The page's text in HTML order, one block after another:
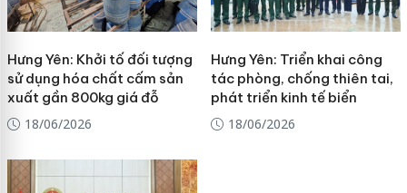
Hưng Yên: Khởi tố đối tượng
sử dụng hóa chất cấm sản
xuất gần 800kg giá đỗ
18/06/2026
Hưng Yên: Triển khai công
tác phòng, chống thiên tai,
phát triển kinh tế biển
18/06/2026